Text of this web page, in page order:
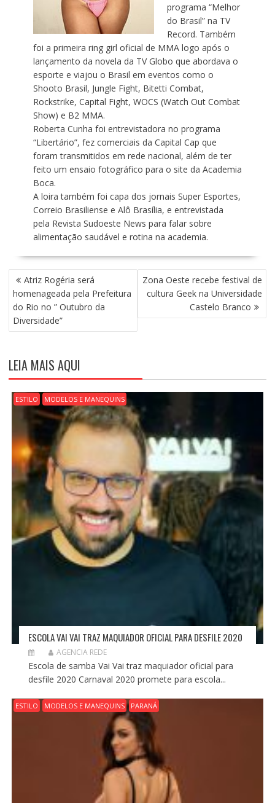
programa “Melhor
do Brasil” na TV
Record. Também
foi a primeira ring girl oficial de MMA logo após o
lançamento da novela da TV Globo que abordava o
esporte e viajou o Brasil em eventos como o
Shooto Brasil, Jungle Fight, Bitetti Combat,
Rockstrike, Capital Fight, WOCS (Watch Out Combat
Show) e B2 MMA.
Roberta Cunha foi entrevistadora no programa
“Libertário”, fez comerciais da Capital Cap que
foram transmitidos em rede nacional, além de ter
feito um ensaio fotográfico para o site da Academia
Boca.
A loira também foi capa dos jornais Super Esportes,
Correio Brasiliense e Alô Brasília, e entrevistada
pela Revista Sudoeste News para falar sobre
alimentação saudável e rotina na academia.
N
A
V
G
Ç
Ã
O
D
O
S
T
Atriz Rogéria será
homenageada pela Prefeitura
do Rio no ” Outubro da
Diversidade”
Zona Oeste recebe festival de
cultura Geek na Universidade
Castelo Branco
LEIA MAIS AQUI
ESTILO MODELOS E MANEQUINS
ESCOLA VAI VAI TRAZ MAQUIADOR OFICIAL PARA DESFILE 2020
AGENCIA REDE
Escola de samba Vai Vai traz maquiador oficial para
desfile 2020 Carnaval 2020 promete para escola...
ESTILO MODELOS E MANEQUINS PARANÁ